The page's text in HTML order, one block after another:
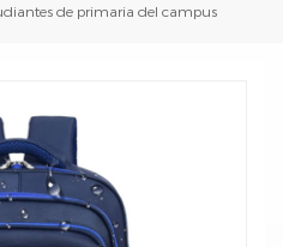
de primaria del campus